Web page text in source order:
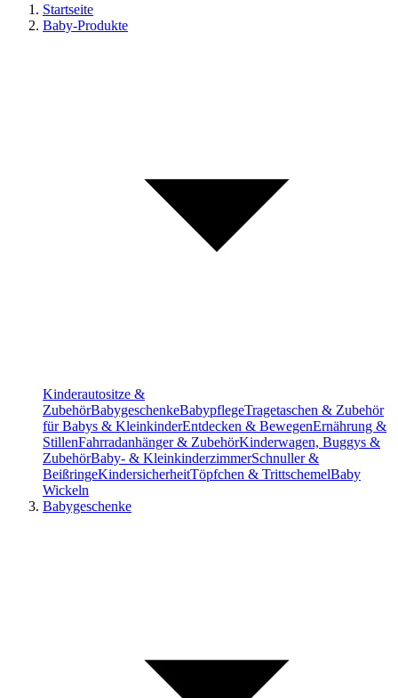
Startseite
Baby-Produkte
Kinderautositze &
ZubehörBabygeschenkeBabypflegeTragetaschen & Zubehör
für Babys & KleinkinderEntdecken & BewegenErnährung &
StillenFahrradanhänger & ZubehörKinderwagen, Buggys &
ZubehörBaby- & KleinkinderzimmerSchnuller &
BeißringeKindersicherheitTöpfchen & TrittschemelBaby
Wickeln
Babygeschenke